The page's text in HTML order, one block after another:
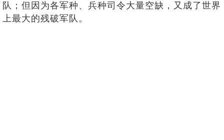
队；但因为各军种、兵种司令大量空缺，又成了世界
上最大的残破军队。